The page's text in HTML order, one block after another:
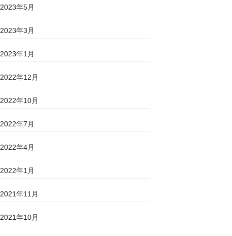
2023年5月
2023年3月
2023年1月
2022年12月
2022年10月
2022年7月
2022年4月
2022年1月
2021年11月
2021年10月